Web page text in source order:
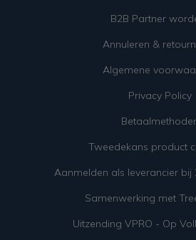
B2B Partner
Annuleren &
Algemene
Privacy Policy
Tweedekans product
Aanmelden als leverancier bij
Samenwerking met
Uitzending VPRO - Op